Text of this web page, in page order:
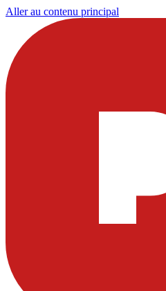
Aller au contenu principal